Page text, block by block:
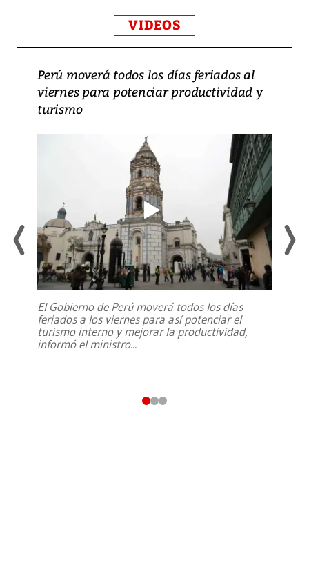
VIDEOS
Perú moverá todos los días feriados al
viernes para potenciar productividad y
turismo
El Gobierno de Perú moverá todos los días
feriados a los viernes para así potenciar el
turismo interno y mejorar la productividad,
informó el ministro...